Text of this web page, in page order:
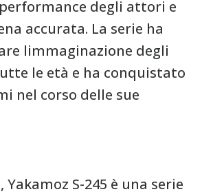
degli attori e
accurata. La serie ha
limmaginazione degli
le età e ha conquistato
nel corso delle sue
Yakamoz S-245 è una serie